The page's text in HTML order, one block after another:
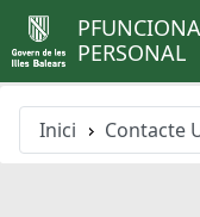
PERSONAL
Inici Contacte